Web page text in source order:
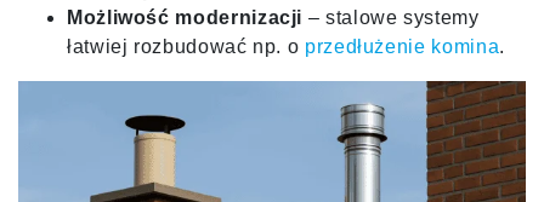
Możliwość modernizacji – stalowe systemy
łatwiej rozbudować np. o przedłużenie komina.